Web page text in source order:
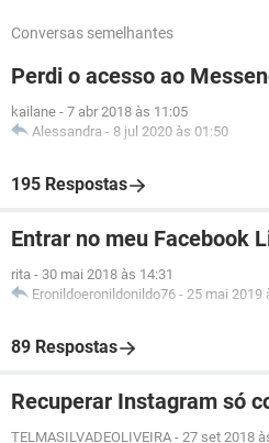
Conversas semelhantes
Perdi o acesso ao
kailane - 7 abr 2018 às 11:05
Alessandra - 8 jul 2020 às 01:50
195 Respostas
Entrar no meu Facebook
rita - 30 mai 2018 às 14:31
Eronildoeronildonildo76 - 25 mai 2019
89 Respostas
Recuperar Instagram só
TELMASILVADEOLIVEIRA - 27 set 2018